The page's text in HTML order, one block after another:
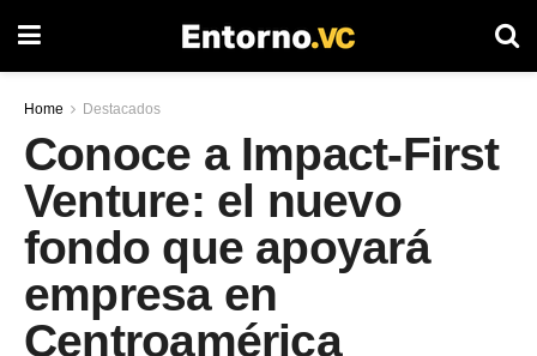
Home Destacados
Conoce a Impact-First
Venture: el nuevo
fondo que apoyará
empresa en
Centroamérica